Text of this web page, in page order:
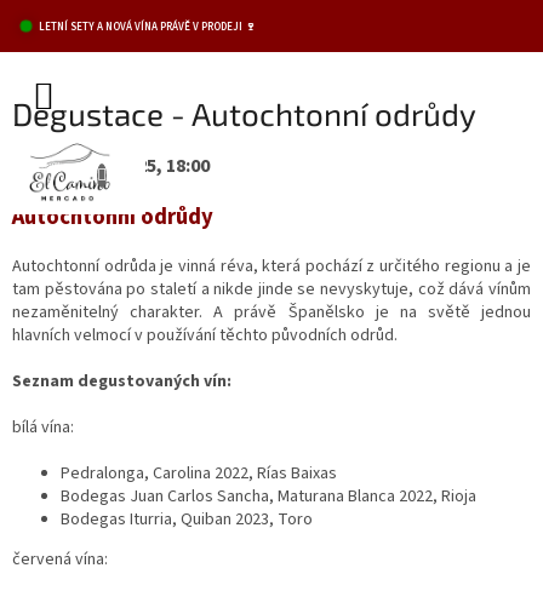
obsah
LETNÍ SETY A NOVÁ VÍNA PRÁVĚ V PRODEJI 🍷
KOŠÍK
Degustace - Autochtonní odrůdy
25. listopad 2025, 18:00
Autochtonní odrůdy
Autochtonní odrůda je vinná réva, která pochází z určitého regionu a je
tam pěstována po staletí a nikde jinde se nevyskytuje, což dává vínům
nezaměnitelný charakter. A právě Španělsko je na světě jednou
hlavních velmocí v používání těchto původních odrůd.
Seznam degustovaných vín:
bílá vína:
Pedralonga, Carolina 2022, Rías Baixas
Bodegas Juan Carlos Sancha, Maturana Blanca 2022, Rioja
Bodegas Iturria, Quiban 2023, Toro
červená vína: